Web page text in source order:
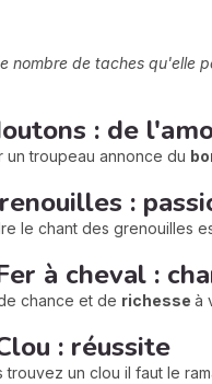
nombre de taches qu'elle
: de
un troupeau annonce du
:
le chant des grenouilles
à cheval :
chance et de richesse à
: réussite
trouvez un clou il faut le